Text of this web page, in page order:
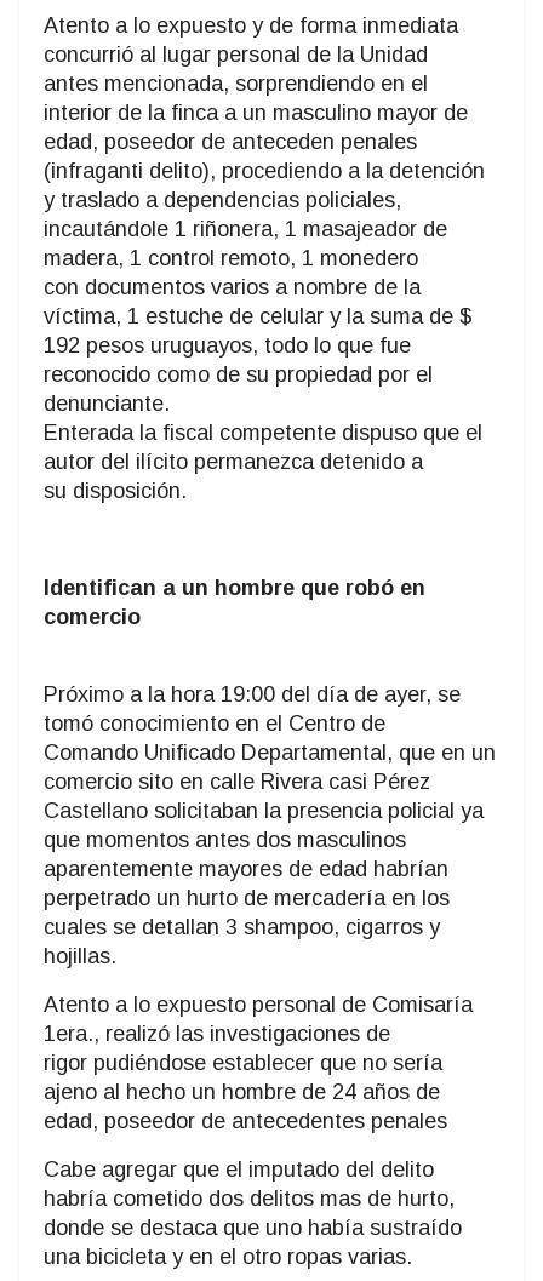
Atento a lo expuesto y de forma inmediata
concurrió al lugar personal de la Unidad
antes mencionada, sorprendiendo en el
interior de la finca a un masculino mayor de
edad, poseedor de anteceden penales
(infraganti delito), procediendo a la detención
y traslado a dependencias policiales,
incautándole 1 riñonera, 1 masajeador de
madera, 1 control remoto, 1 monedero
con documentos varios a nombre de la
víctima, 1 estuche de celular y la suma de $
192 pesos uruguayos, todo lo que fue
reconocido como de su propiedad por el
denunciante.
Enterada la fiscal competente dispuso que el
autor del ilícito permanezca detenido a
su disposición.
Identifican a un hombre que robó en
comercio
Próximo a la hora 19:00 del día de ayer, se
tomó conocimiento en el Centro de
Comando Unificado Departamental, que en un
comercio sito en calle Rivera casi Pérez
Castellano solicitaban la presencia policial ya
que momentos antes dos masculinos
aparentemente mayores de edad habrían
perpetrado un hurto de mercadería en los
cuales se detallan 3 shampoo, cigarros y
hojillas.
Atento a lo expuesto personal de Comisaría
1era., realizó las investigaciones de
rigor pudiéndose establecer que no sería
ajeno al hecho un hombre de 24 años de
edad, poseedor de antecedentes penales
Cabe agregar que el imputado del delito
habría cometido dos delitos mas de hurto,
donde se destaca que uno había sustraído
una bicicleta y en el otro ropas varias.